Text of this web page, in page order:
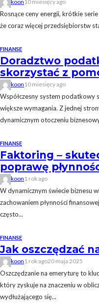
koon 10 miesięcy ago
Rosnące ceny energii, krótkie
że coraz więcej przedsiębiorstw
FINANSE
Doradztwo
skorzystać z
koon 10 miesięcy ago
Współczesny system podatkowy
większe wymagania. Z jednej
dynamicznym otoczeniu
FINANSE
Faktoring –
poprawę
koon 1 rok ago
W dynamicznym świecie biznesu
zachowaniem płynności
często...
FINANSE
Jak oszczędzać
koon 1 rok ago20 maja 2025
Oszczędzanie na emeryturę to
który zyskuje na znaczeniu w
wydłużającego się...